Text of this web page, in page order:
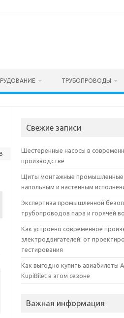
ТРУБОПРОВОДЫ
Свежие записи
Шестеренные насосы в
производстве
Щиты монтажные
напольным и настенным
Экспертиза промышленной
трубопроводов пара и горячей
Как устроено современное
электродвигателей: от
тестирования
Как выгодно купить авиабилеты
KupiBilet в этом сезоне
Важная информация